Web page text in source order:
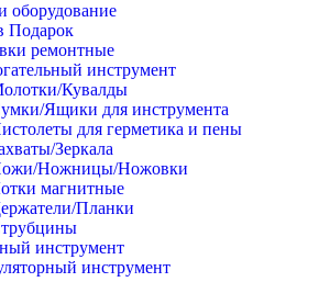
оборудование
Подарок
ремонтные
инструмент
Кувалды
Ящики для инструмента
для герметика и пены
Зеркала
Ножницы/Ножовки
магнитные
Планки
инструмент
инструмент